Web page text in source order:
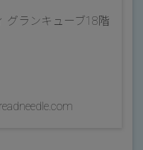
グランキューブ18階